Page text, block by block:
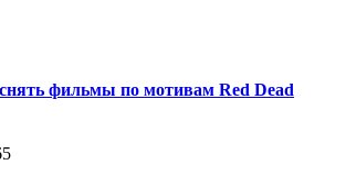
фильмы по мотивам Red Dead